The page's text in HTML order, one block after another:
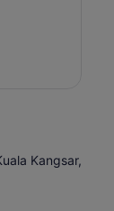
Kangsar,